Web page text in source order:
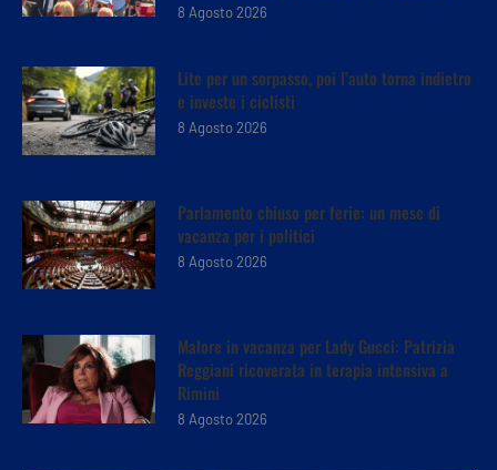
8 Agosto 2026
Lite per un sorpasso, poi l’auto torna indietro
e investe i ciclisti
8 Agosto 2026
Parlamento chiuso per ferie: un mese di
vacanza per i politici
8 Agosto 2026
Malore in vacanza per Lady Gucci: Patrizia
Reggiani ricoverata in terapia intensiva a
Rimini
8 Agosto 2026